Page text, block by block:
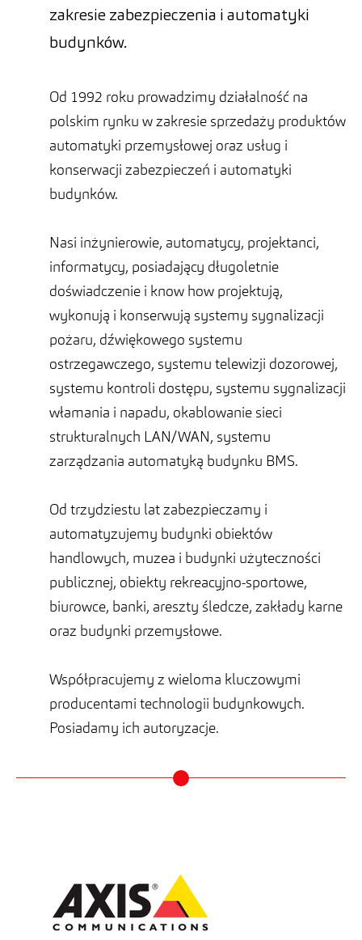
zakresie zabezpieczenia i automatyki
budynków.
Od 1992 roku prowadzimy działalność na
polskim rynku w zakresie sprzedaży produktów
automatyki przemysłowej oraz usług i
konserwacji zabezpieczeń i automatyki
budynków.
Nasi inżynierowie, automatycy, projektanci,
informatycy, posiadający długoletnie
doświadczenie i know how projektują,
wykonują i konserwują systemy sygnalizacji
pożaru, dźwiękowego systemu
ostrzegawczego, systemu telewizji dozorowej,
systemu kontroli dostępu, systemu sygnalizacji
włamania i napadu, okablowanie sieci
strukturalnych LAN/WAN, systemu
zarządzania automatyką budynku BMS.
Od trzydziestu lat zabezpieczamy i
automatyzujemy budynki obiektów
handlowych, muzea i budynki użyteczności
publicznej, obiekty rekreacyjno-sportowe,
biurowce, banki, areszty śledcze, zakłady karne
oraz budynki przemysłowe.
Współpracujemy z wieloma kluczowymi
producentami technologii budynkowych.
Posiadamy ich autoryzacje.